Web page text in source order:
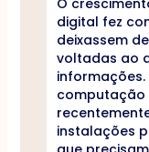
O
digital fez
deixassem
voltadas ao
computação
instalações